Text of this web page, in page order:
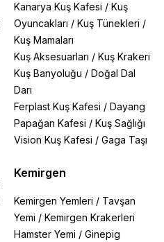
Kanarya Kuş Kafesi / Kuş
Oyuncakları / Kuş Tünekleri /
Kuş Mamaları
Kuş Aksesuarları / Kuş Krakeri
Kuş Banyoluğu / Doğal Dal
Darı
Ferplast Kuş Kafesi / Dayang
Papağan Kafesi / Kuş Sağlığı
Vision Kuş Kafesi / Gaga Taşı
Kemirgen
Kemirgen Yemleri / Tavşan
Yemi / Kemirgen Krakerleri
Hamster Yemi / Ginepig